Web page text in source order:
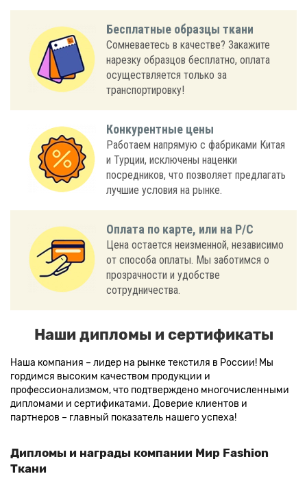
Бесплатные образцы ткани
Сомневаетесь в качестве? Закажите
нарезку образцов бесплатно, оплата
осуществляется только за
транспортировку!
Конкурентные цены
Работаем напрямую с фабриками Китая
и Турции, исключены наценки
посредников, что позволяет предлагать
лучшие условия на рынке.
Оплата по карте, или на Р/С
Цена остается неизменной, независимо
от способа оплаты. Мы заботимся о
прозрачности и удобстве
сотрудничества.
Наши дипломы и сертификаты
Наша компания – лидер на рынке текстиля в России! Мы
гордимся высоким качеством продукции и
профессионализмом, что подтверждено многочисленными
дипломами и сертификатами. Доверие клиентов и
партнеров – главный показатель нашего успеха!
Дипломы и награды компании Мир Fashion
Ткани